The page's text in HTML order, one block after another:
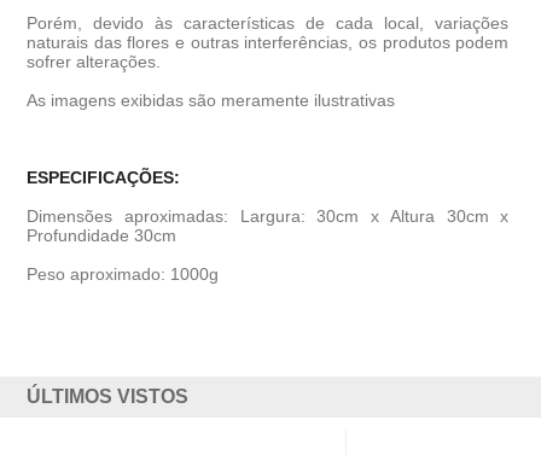
Porém, devido às características de cada local, variações
naturais das flores e outras interferências, os produtos podem
sofrer alterações.
As imagens exibidas são meramente ilustrativas
ESPECIFICAÇÕES:
Dimensões aproximadas: Largura: 30cm x Altura 30cm x
Profundidade 30cm
Peso aproximado: 1000g
ÚLTIMOS VISTOS